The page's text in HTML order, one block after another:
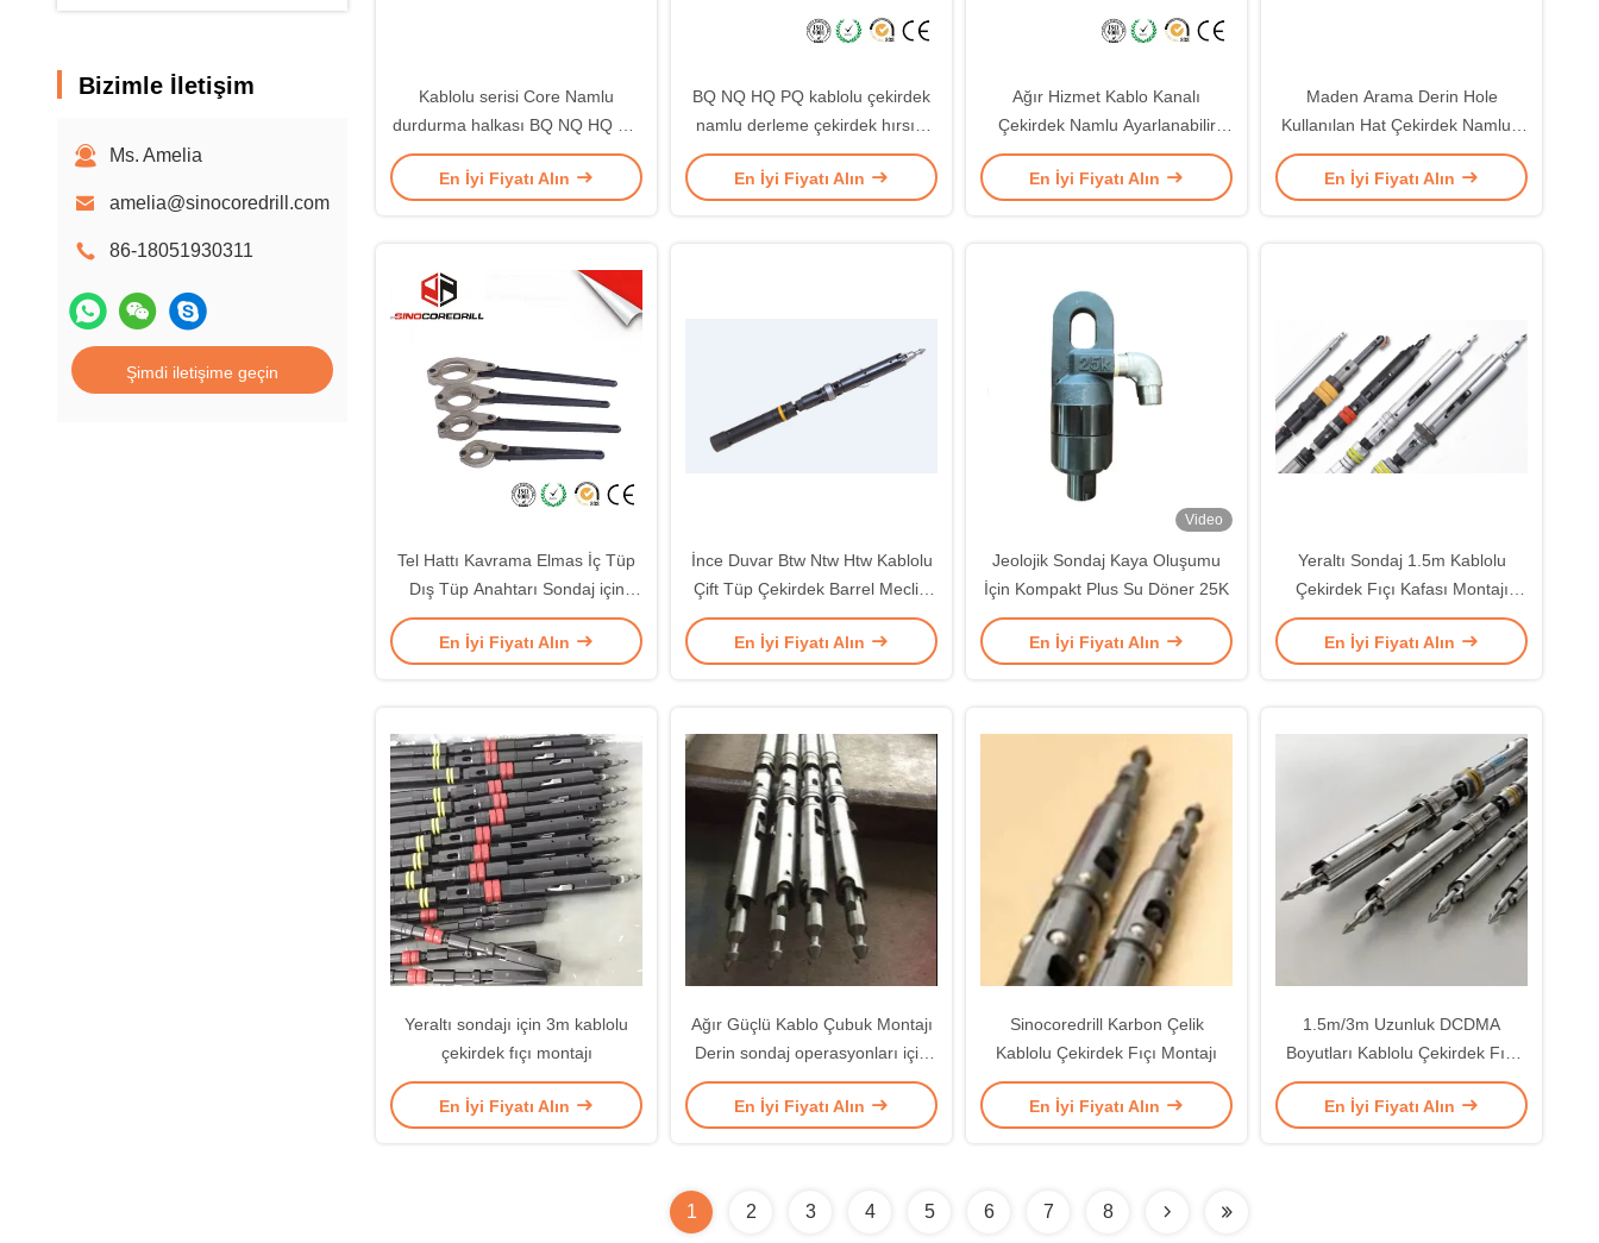
Bizimle İletişim
Ms. Amelia
amelia@sinocoredrill.com
86-18051930311
Şimdi iletişime geçin
Kablolu serisi Core Namlu
durdurma halkası BQ NQ HQ PQ
NQ3 HQ3
En İyi Fiyatı Alın
BQ NQ HQ PQ kablolu çekirdek
namlu derleme çekirdek hırsızı
ve çekirdek Lifter durumda
En İyi Fiyatı Alın
Ağır Hizmet Kablo Kanalı
Çekirdek Namlu Ayarlanabilir
Gripe Boru Anahtarı18 24 36 48
inç
En İyi Fiyatı Alın
Maden Arama Derin Hole
Kullanılan Hat Çekirdek Namlu -
DCDMA Standart B, N H P Tel
En İyi Fiyatı Alın
Tel Hattı Kavrama Elmas İç Tüp
Dış Tüp Anahtarı Sondaj için
Elmas Perçin Anahtarları
En İyi Fiyatı Alın
İnce Duvar Btw Ntw Htw Kablolu
Çift Tüp Çekirdek Barrel Meclisi
Kafa Montajı Geleneksel Sondaj
En İyi Fiyatı Alın
Video
Jeolojik Sondaj Kaya Oluşumu
İçin Kompakt Plus Su Döner 25K
En İyi Fiyatı Alın
Yeraltı Sondaj 1.5m Kablolu
Çekirdek Fıçı Kafası Montajı
Aşma
En İyi Fiyatı Alın
Yeraltı sondajı için 3m kablolu
çekirdek fıçı montajı
En İyi Fiyatı Alın
Ağır Güçlü Kablo Çubuk Montajı
Derin sondaj operasyonları için
güvenilir performans
En İyi Fiyatı Alın
Sinocoredrill Karbon Çelik
Kablolu Çekirdek Fıçı Montajı
En İyi Fiyatı Alın
1.5m/3m Uzunluk DCDMA
Boyutları Kablolu Çekirdek Fıçı
Montajı Yüksek Hassasiyetle
En İyi Fiyatı Alın
1 2 3 4 5 6 7 8